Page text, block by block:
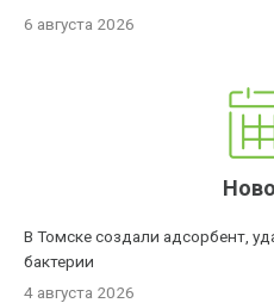
6 августа 2026
В Томске создали адсорбент,
бактерии
4 августа 2026